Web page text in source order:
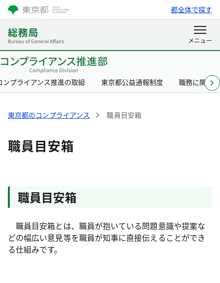
都全体で探す
ンプライアンス推進の取組 東京都公益通報制度 職務に関す
東京都のコンプライアンス 職員目安箱
職員目安箱
職員目安箱
職員目安箱とは、職員が抱いている問題意識や提案な
どの幅広い意見等を職員が知事に直接伝えることができ
る仕組みです。